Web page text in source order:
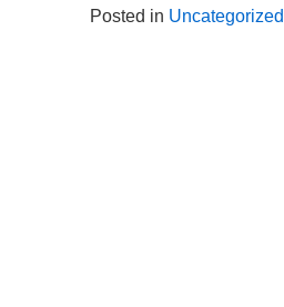
Posted in Uncategorized